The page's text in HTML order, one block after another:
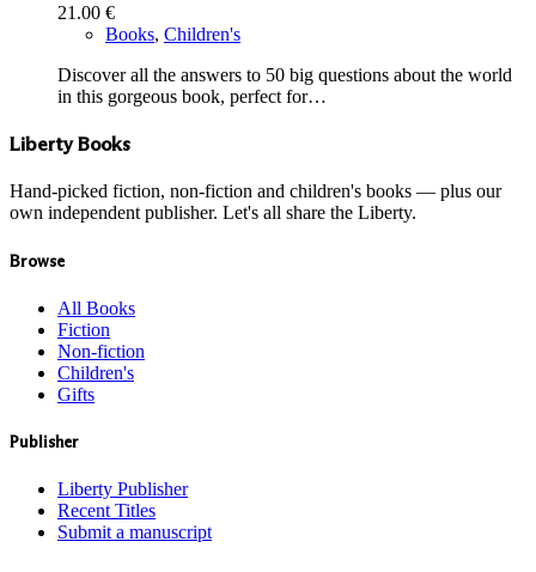
21.00 €
Books, Children's
Discover all the answers to 50 big questions about the world
in this gorgeous book, perfect for…
Liberty Books
Hand-picked fiction, non-fiction and children's books — plus our
own independent publisher. Let's all share the Liberty.
Browse
All Books
Fiction
Non-fiction
Children's
Gifts
Publisher
Liberty Publisher
Recent Titles
Submit a manuscript